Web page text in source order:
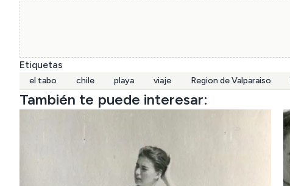
Etiquetas
el tabo chile playa viaje Region de Valparaiso
También te puede interesar: